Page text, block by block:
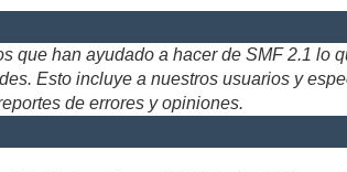
que han ayudado a hacer de SMF 2.1
Esto incluye a nuestros usuarios y
de errores y opiniones.